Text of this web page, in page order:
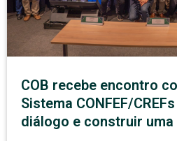
COB recebe encontro
Sistema CONFEF/
diálogo e construir